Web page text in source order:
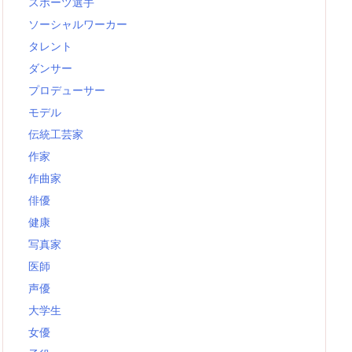
ソーシャルワーカー
タレント
ダンサー
プロデューサー
モデル
伝統工芸家
作家
作曲家
俳優
健康
写真家
医師
声優
大学生
女優